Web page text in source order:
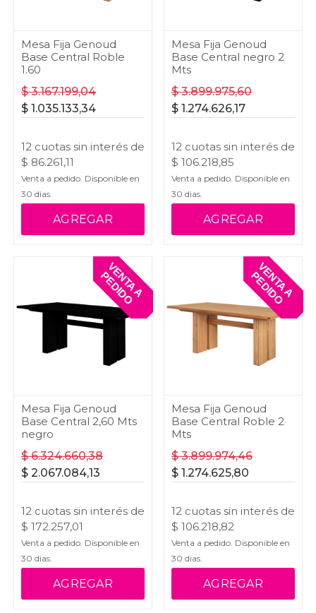
Mesa Fija Genoud
Base Central Roble
1.60
$3.167.199,04
$ 1.035.133,34
12 cuotas sin interés de
$ 86.261,11
Venta a pedido. Disponible en
30 dias.
AGREGAR
Mesa Fija Genoud
Base Central negro 2
Mts
$3.899.975,60
$ 1.274.626,17
12 cuotas sin interés de
$ 106.218,85
Venta a pedido. Disponible en
30 dias.
AGREGAR
Mesa Fija Genoud
Base Central 2,60 Mts
negro
$6.324.660,38
$ 2.067.084,13
12 cuotas sin interés de
$ 172.257,01
Venta a pedido. Disponible en
30 dias.
AGREGAR
V
E
N
T
A
A
P
E
D
I
D
O
Mesa Fija Genoud
Base Central Roble 2
Mts
$3.899.974,46
$ 1.274.625,80
12 cuotas sin interés de
$ 106.218,82
Venta a pedido. Disponible en
30 dias.
AGREGAR
V
E
N
T
A
A
P
E
D
I
D
O